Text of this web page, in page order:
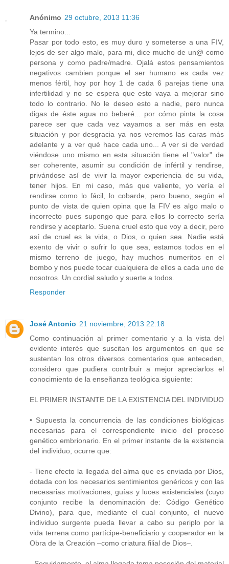
Anónimo 29 octubre, 2013 11:36
Ya termino...
Pasar por todo esto, es muy duro y someterse a una FIV,
lejos de ser algo malo, para mi, dice mucho de un@ como
persona y como padre/madre. Ojalá estos pensamientos
negativos cambien porque el ser humano es cada vez
menos fértil, hoy por hoy 1 de cada 6 parejas tiene una
infertilidad y no se espera que esto vaya a mejorar sino
todo lo contrario. No le deseo esto a nadie, pero nunca
digas de éste agua no beberé... por cómo pinta la cosa
parece ser que cada vez vayamos a ser más en esta
situación y por desgracia ya nos veremos las caras más
adelante y a ver qué hace cada uno... A ver si de verdad
viéndose uno mismo en esta situación tiene el "valor" de
ser coherente, asumir su condición de infértil y rendirse,
privándose así de vivir la mayor experiencia de su vida,
tener hijos. En mi caso, más que valiente, yo vería el
rendirse como lo fácil, lo cobarde, pero bueno, según el
punto de vista de quien opina que la FIV es algo malo o
incorrecto pues supongo que para ellos lo correcto sería
rendirse y aceptarlo. Suena cruel esto que voy a decir, pero
así de cruel es la vida, o Dios, o quien sea. Nadie está
exento de vivir o sufrir lo que sea, estamos todos en el
mismo terreno de juego, hay muchos numeritos en el
bombo y nos puede tocar cualquiera de ellos a cada uno de
nosotros. Un cordial saludo y suerte a todos.
Responder
José Antonio 21 noviembre, 2013 22:18
Como continuación al primer comentario y a la vista del
evidente interés que suscitan los argumentos en que se
sustentan los otros diversos comentarios que anteceden,
considero que pudiera contribuir a mejor apreciarlos el
conocimiento de la enseñanza teológica siguiente:
EL PRIMER INSTANTE DE LA EXISTENCIA DEL INDIVIDUO
• Supuesta la concurrencia de las condiciones biológicas
necesarias para el correspondiente inicio del proceso
genético embrionario. En el primer instante de la existencia
del individuo, ocurre que:
- Tiene efecto la llegada del alma que es enviada por Dios,
dotada con los necesarios sentimientos genéricos y con las
necesarias motivaciones, guías y luces existenciales (cuyo
conjunto recibe la denominación de: Código Genético
Divino), para que, mediante el cual conjunto, el nuevo
individuo surgente pueda llevar a cabo su periplo por la
vida terrena como partícipe-beneficiario y cooperador en la
Obra de la Creación –como criatura filial de Dios–.